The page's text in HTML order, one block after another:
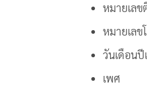
หมายเล
หมายเล
วันเดือนปี
เพศ